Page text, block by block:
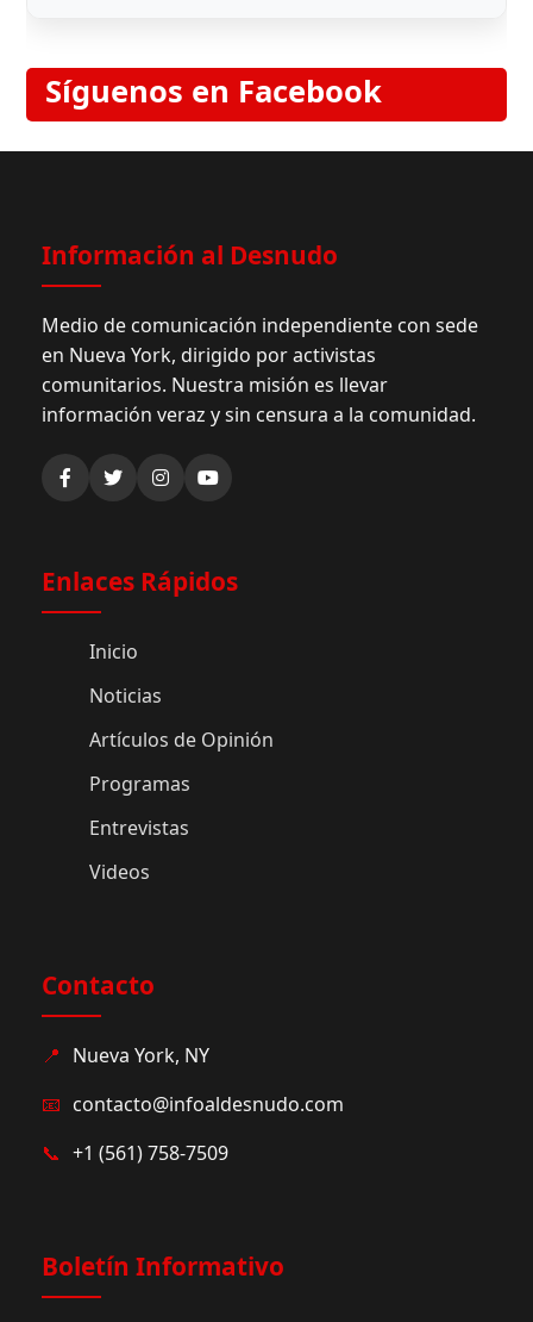
Síguenos en Facebook
Información al Desnudo
Medio de comunicación independiente con sede
en Nueva York, dirigido por activistas
comunitarios. Nuestra misión es llevar
información veraz y sin censura a la comunidad.
Enlaces Rápidos
Inicio
Noticias
Artículos de Opinión
Programas
Entrevistas
Videos
Contacto
📍 Nueva York, NY
📧 contacto@infoaldesnudo.com
📞 +1 (561) 758-7509
Boletín Informativo